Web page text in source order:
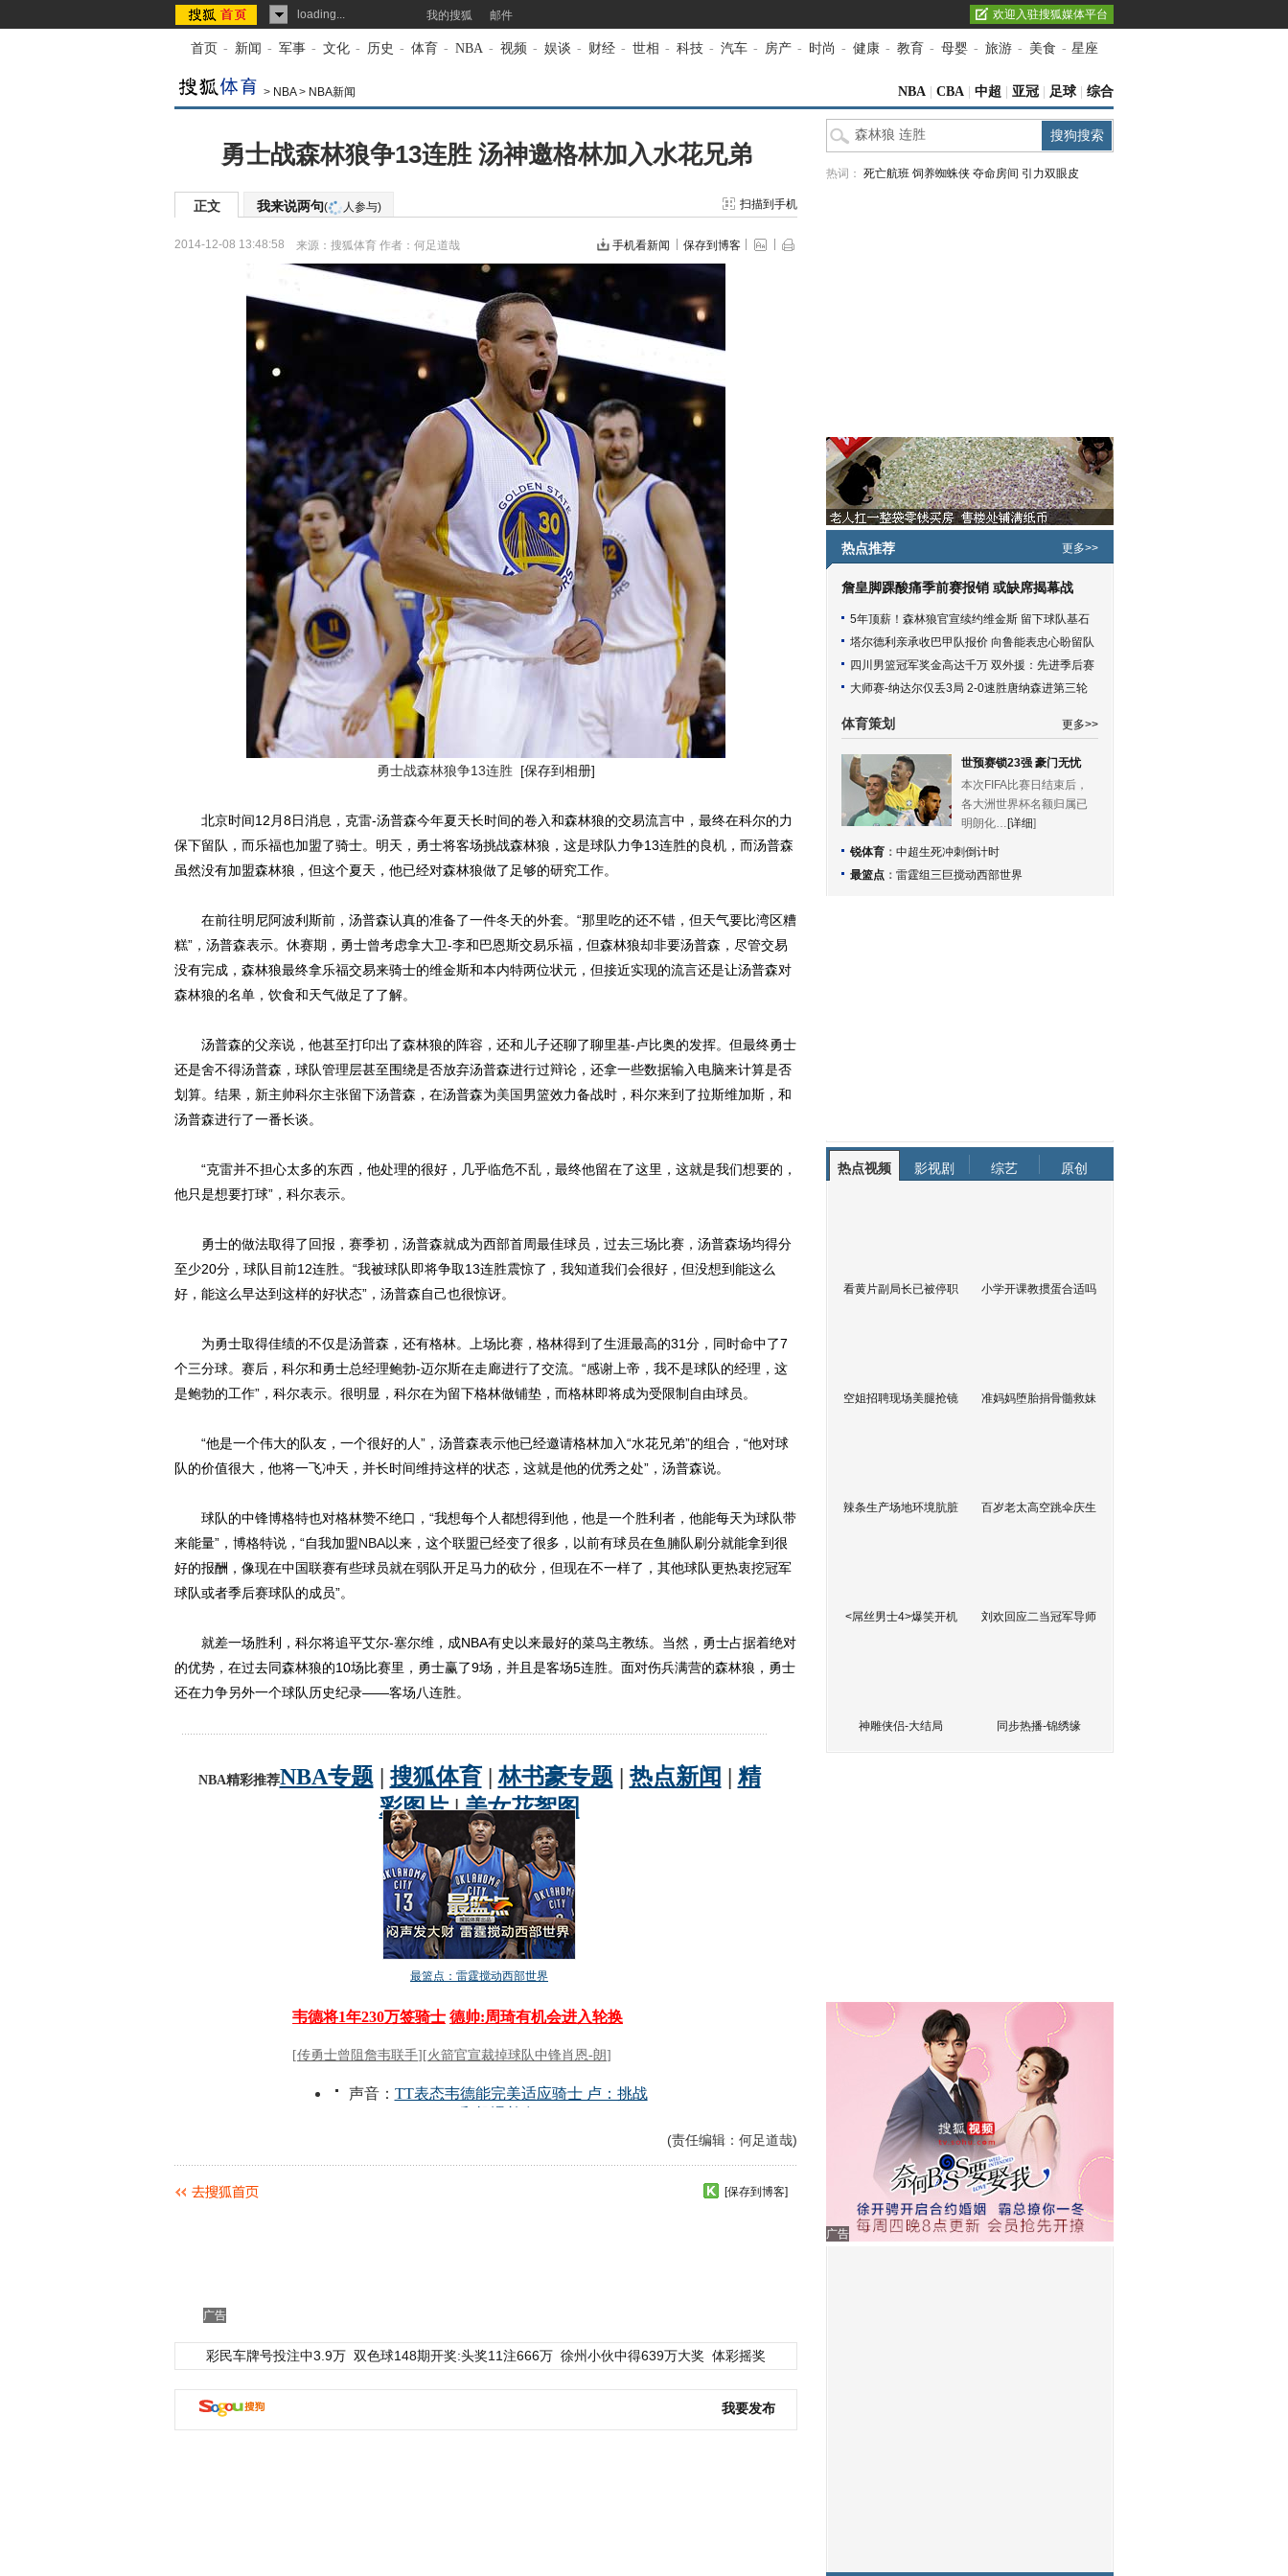
loading... 我的搜狐 邮件 欢迎入驻搜狐媒体平台
首页 - 新闻 - 军事 - 文化 - 历史 - 体育 - NBA - 视频 - 娱谈 - 财经 - 世相 - 科技 - 汽车 - 房产 - 时尚 - 健康 - 教育 - 母婴 - 旅游 - 美食 - 星座
> NBA> NBA新闻 NBA CBA 中超 亚冠 足球 综合
勇士战森林狼争13连胜 汤神邀格林加入水花兄弟
正文 我来说两句( 人参与) 扫描到手机
2014-12-08 13:48:58 来源： 搜狐体育 作者：何足道哉 手机看新闻 保存到博客
勇士战森林狼争13连胜 [保存到相册]
北京时间12月8日消息，克雷-汤普森今年夏天长时间的卷入和森林狼的交易流言中，最终在科尔的力
保下留队，而乐福也加盟了骑士。明天，勇士将客场挑战森林狼，这是球队力争13连胜的良机，而汤普森
虽然没有加盟森林狼，但这个夏天，他已经对森林狼做了足够的研究工作。
在前往明尼阿波利斯前，汤普森认真的准备了一件冬天的外套。“那里吃的还不错，但天气要比湾区糟
糕”，汤普森表示。休赛期，勇士曾考虑拿大卫-李和巴恩斯交易乐福，但森林狼却非要汤普森，尽管交易
没有完成，森林狼最终拿乐福交易来骑士的维金斯和本内特两位状元，但接近实现的流言还是让汤普森对
森林狼的名单，饮食和天气做足了了解。
汤普森的父亲说，他甚至打印出了森林狼的阵容，还和儿子还聊了聊里基-卢比奥的发挥。但最终勇士
还是舍不得汤普森，球队管理层甚至围绕是否放弃汤普森进行过辩论，还拿一些数据输入电脑来计算是否
划算。结果，新主帅科尔主张留下汤普森，在汤普森为美国男篮效力备战时，科尔来到了拉斯维加斯，和
汤普森进行了一番长谈。
“克雷并不担心太多的东西，他处理的很好，几乎临危不乱，最终他留在了这里，这就是我们想要的，
他只是想要打球”，科尔表示。
勇士的做法取得了回报，赛季初，汤普森就成为西部首周最佳球员，过去三场比赛，汤普森场均得分
至少20分，球队目前12连胜。“我被球队即将争取13连胜震惊了，我知道我们会很好，但没想到能这么
好，能这么早达到这样的好状态”，汤普森自己也很惊讶。
为勇士取得佳绩的不仅是汤普森，还有格林。上场比赛，格林得到了生涯最高的31分，同时命中了7
个三分球。赛后，科尔和勇士总经理鲍勃-迈尔斯在走廊进行了交流。“感谢上帝，我不是球队的经理，这
是鲍勃的工作”，科尔表示。很明显，科尔在为留下格林做铺垫，而格林即将成为受限制自由球员。
“他是一个伟大的队友，一个很好的人”，汤普森表示他已经邀请格林加入“水花兄弟”的组合，“他对球
队的价值很大，他将一飞冲天，并长时间维持这样的状态，这就是他的优秀之处”，汤普森说。
球队的中锋博格特也对格林赞不绝口，“我想每个人都想得到他，他是一个胜利者，他能每天为球队带
来能量”，博格特说，“自我加盟NBA以来，这个联盟已经变了很多，以前有球员在鱼腩队刷分就能拿到很
好的报酬，像现在中国联赛有些球员就在弱队开足马力的砍分，但现在不一样了，其他球队更热衷挖冠军
球队或者季后赛球队的成员”。
就差一场胜利，科尔将追平艾尔-塞尔维，成NBA有史以来最好的菜鸟主教练。当然，勇士占据着绝对
的优势，在过去同森林狼的10场比赛里，勇士赢了9场，并且是客场5连胜。面对伤兵满营的森林狼，勇士
还在力争另外一个球队历史纪录——客场八连胜。
(责任编辑：何足道哉)
[保存到博客]
广告
彩民车牌号投注中3.9万 双色球148期开奖:头奖11注666万 徐州小伙中得639万大奖 体彩摇奖
我要发布
热词： 死亡航班 饲养蜘蛛侠 夺命房间 引力双眼皮
热点推荐 更多>>
詹皇脚踝酸痛季前赛报销 或缺席揭幕战
5年顶薪！森林狼官宣续约维金斯 留下球队基石
塔尔德利亲承收巴甲队报价 向鲁能表忠心盼留队
四川男篮冠军奖金高达千万 双外援：先进季后赛
大师赛-纳达尔仅丢3局 2-0速胜唐纳森进第三轮
体育策划 更多>>
世预赛锁23强 豪门无忧
本次FIFA比赛日结束后，
各大洲世界杯名额归属已
明朗化… [详细]
锐体育 ： 中超生死冲刺倒计时
最篮点 ： 雷霆组三巨搅动西部世界
热点视频 影视剧 综艺 原创
看黄片副局长已被停职 小学开课教掼蛋合适吗
空姐招聘现场美腿抢镜 准妈妈堕胎捐骨髓救妹
辣条生产场地环境肮脏 百岁老太高空跳伞庆生
<屌丝男士4>爆笑开机 刘欢回应二当冠军导师
神雕侠侣-大结局 同步热播-锦绣缘
广告